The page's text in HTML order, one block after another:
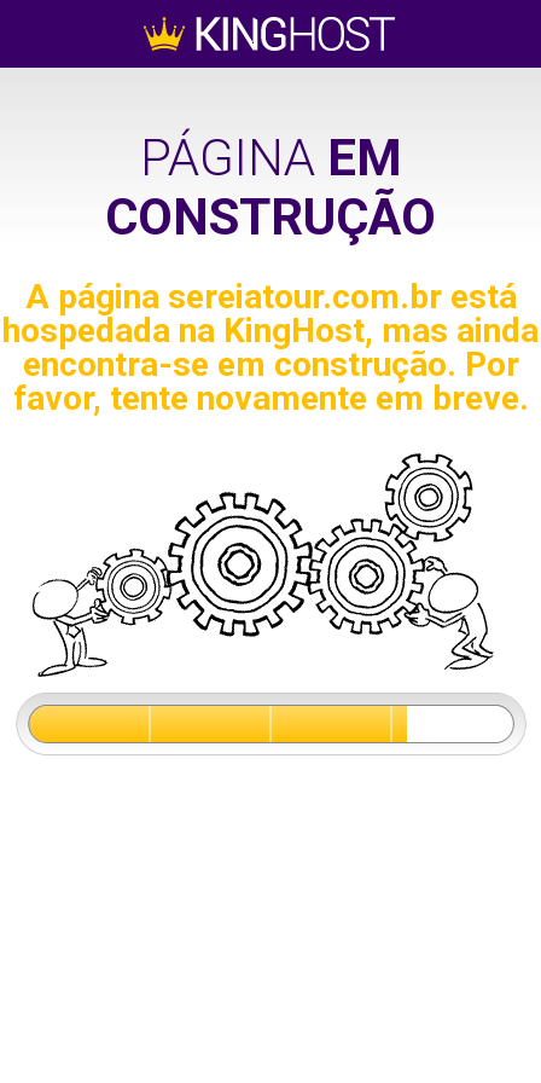
PÁGINA EM
CONSTRUÇÃO
A página sereiatour.com.brestá
hospedada na KingHost, mas ainda
encontra-se em construção. Por
favor, tente novamente em breve.